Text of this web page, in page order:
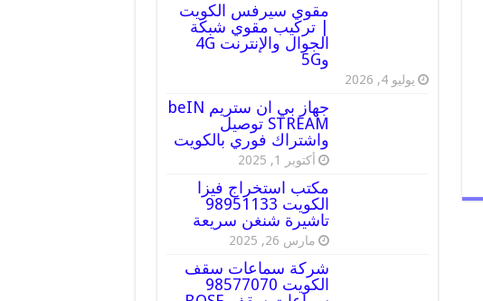
مقوي سيرفس الكويت
| تركيب مقوي شبكة
الجوال والإنترنت 4G
و5G
يوليو 4, 2026
جهاز بي ان ستريم beIN
STREAM توصيل
واشتراك فوري بالكويت
أكتوبر 1, 2025
مكتب استخراج فيزا
الكويت 98951133
تاشيرة شنغن سريعة
مارس 26, 2025
شركة سماعات سقف
الكويت 98577070